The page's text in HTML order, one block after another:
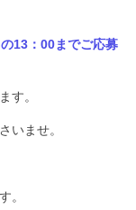
13：00までご応募
す。
いませ。
。